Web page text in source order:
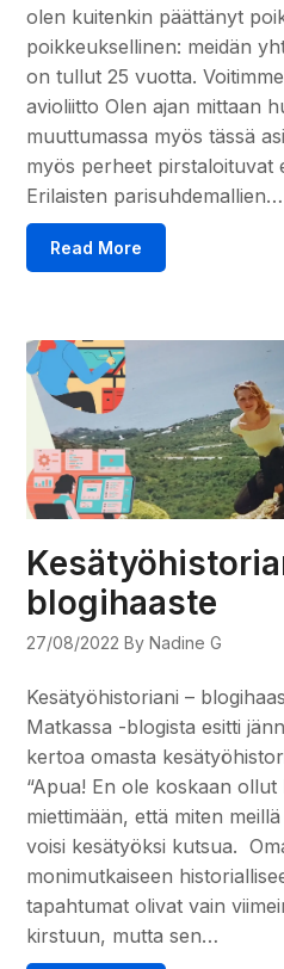
olen kuitenkin päättänyt
poikkeuksellinen: meidän
on tullut 25 vuotta.
avioliitto Olen ajan mittaan
muuttumassa myös tässä
myös perheet pirstaloituvat
Erilaisten parisuhdemallien…
Read More
blogihaaste
27/08/2022 By Nadine G
Kesätyöhistoriani –
Matkassa -blogista esitti
kertoa omasta
“Apua! En ole koskaan ollut
miettimään, että miten
voisi kesätyöksi kutsua.
monimutkaiseen
tapahtumat olivat vain
kirstuun, mutta sen…